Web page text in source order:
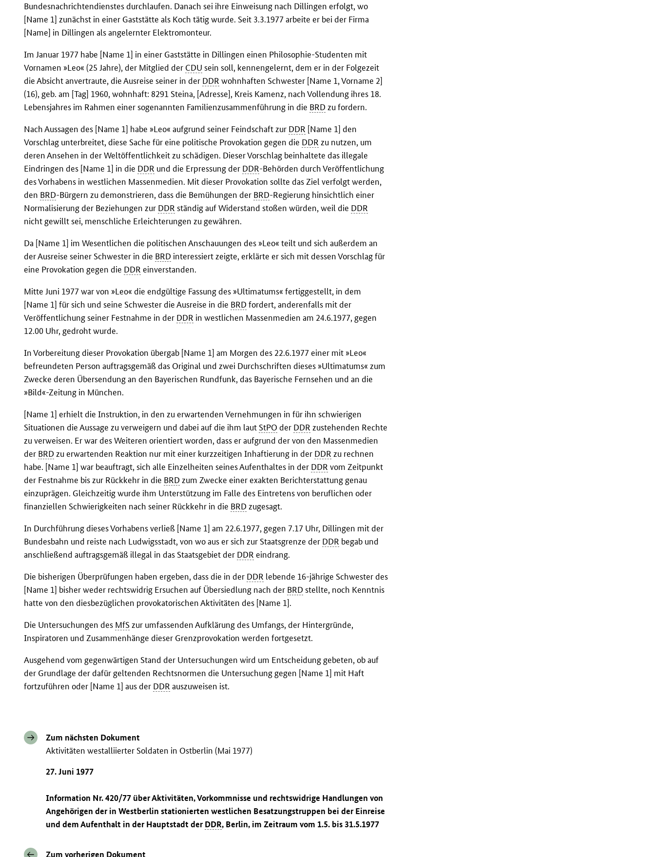
Bundesnachrichtendienstes durchlaufen. Danach sei ihre Einweisung nach Dillingen erfolgt, wo
[Name 1] zunächst in einer Gaststätte als Koch tätig wurde. Seit 3.3.1977 arbeite er bei der Firma
[Name] in Dillingen als angelernter Elektromonteur.
Im Januar 1977 habe [Name 1] in einer Gaststätte in Dillingen einen Philosophie-Studenten mit
Vornamen »Leo« (25 Jahre), der Mitglied der CDU sein soll, kennengelernt, dem er in der Folgezeit
die Absicht anvertraute, die Ausreise seiner in der DDR wohnhaften Schwester [Name 1, Vorname 2]
(16), geb. am [Tag] 1960, wohnhaft: 8291 Steina, [Adresse], Kreis Kamenz, nach Vollendung ihres 18.
Lebensjahres im Rahmen einer sogenannten Familienzusammenführung in die BRD zu fordern.
Nach Aussagen des [Name 1] habe »Leo« aufgrund seiner Feindschaft zur DDR [Name 1] den
Vorschlag unterbreitet, diese Sache für eine politische Provokation gegen die DDR zu nutzen, um
deren Ansehen in der Weltöffentlichkeit zu schädigen. Dieser Vorschlag beinhaltete das illegale
Eindringen des [Name 1] in die DDR und die Erpressung der DDR-Behörden durch Veröffentlichung
des Vorhabens in westlichen Massenmedien. Mit dieser Provokation sollte das Ziel verfolgt werden,
den BRD-Bürgern zu demonstrieren, dass die Bemühungen der BRD-Regierung hinsichtlich einer
Normalisierung der Beziehungen zur DDR ständig auf Widerstand stoßen würden, weil die DDR
nicht gewillt sei, menschliche Erleichterungen zu gewähren.
Da [Name 1] im Wesentlichen die politischen Anschauungen des »Leo« teilt und sich außerdem an
der Ausreise seiner Schwester in die BRD interessiert zeigte, erklärte er sich mit dessen Vorschlag für
eine Provokation gegen die DDR einverstanden.
Mitte Juni 1977 war von »Leo« die endgültige Fassung des »Ultimatums« fertiggestellt, in dem
[Name 1] für sich und seine Schwester die Ausreise in die BRD fordert, anderenfalls mit der
Veröffentlichung seiner Festnahme in der DDR in westlichen Massenmedien am 24.6.1977, gegen
12.00 Uhr, gedroht wurde.
In Vorbereitung dieser Provokation übergab [Name 1] am Morgen des 22.6.1977 einer mit »Leo«
befreundeten Person auftragsgemäß das Original und zwei Durchschriften dieses »Ultimatums« zum
Zwecke deren Übersendung an den Bayerischen Rundfunk, das Bayerische Fernsehen und an die
»Bild«-Zeitung in München.
[Name 1] erhielt die Instruktion, in den zu erwartenden Vernehmungen in für ihn schwierigen
Situationen die Aussage zu verweigern und dabei auf die ihm laut StPO der DDR zustehenden Rechte
zu verweisen. Er war des Weiteren orientiert worden, dass er aufgrund der von den Massenmedien
der BRD zu erwartenden Reaktion nur mit einer kurzzeitigen Inhaftierung in der DDR zu rechnen
habe. [Name 1] war beauftragt, sich alle Einzelheiten seines Aufenthaltes in der DDR vom Zeitpunkt
der Festnahme bis zur Rückkehr in die BRD zum Zwecke einer exakten Berichterstattung genau
einzuprägen. Gleichzeitig wurde ihm Unterstützung im Falle des Eintretens von beruflichen oder
finanziellen Schwierigkeiten nach seiner Rückkehr in die BRD zugesagt.
In Durchführung dieses Vorhabens verließ [Name 1] am 22.6.1977, gegen 7.17 Uhr, Dillingen mit der
Bundesbahn und reiste nach Ludwigsstadt, von wo aus er sich zur Staatsgrenze der DDR begab und
anschließend auftragsgemäß illegal in das Staatsgebiet der DDR eindrang.
Die bisherigen Überprüfungen haben ergeben, dass die in der DDR lebende 16-jährige Schwester des
[Name 1] bisher weder rechtswidrig Ersuchen auf Übersiedlung nach der BRD stellte, noch Kenntnis
hatte von den diesbezüglichen provokatorischen Aktivitäten des [Name 1].
Die Untersuchungen des MfS zur umfassenden Aufklärung des Umfangs, der Hintergründe,
Inspiratoren und Zusammenhänge dieser Grenzprovokation werden fortgesetzt.
Ausgehend vom gegenwärtigen Stand der Untersuchungen wird um Entscheidung gebeten, ob auf
der Grundlage der dafür geltenden Rechtsnormen die Untersuchung gegen [Name 1] mit Haft
fortzuführen oder [Name 1] aus der DDR auszuweisen ist.
Zum nächsten Dokument
Aktivitäten westalliierter Soldaten in Ostberlin (Mai 1977)
27. Juni 1977
Information Nr. 420/77 über Aktivitäten, Vorkommnisse und rechtswidrige Handlungen von
Angehörigen der in Westberlin stationierten westlichen Besatzungstruppen bei der Einreise
und dem Aufenthalt in der Hauptstadt derDDR, Berlin, im Zeitraum vom 1.5. bis 31.5.1977
Zum vorherigen Dokument